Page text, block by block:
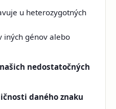
u heterozygotných
iných génov alebo
nedostatočných
daného znaku